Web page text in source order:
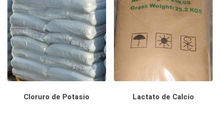
Cloruro de Potasio Lactato de Calcio